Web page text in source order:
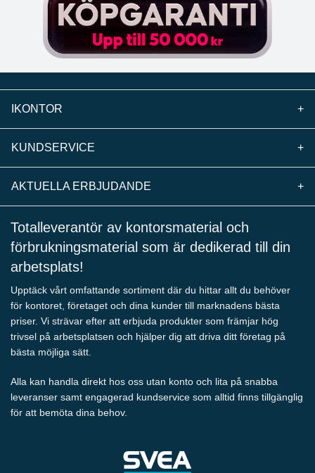
IKONTOR +
KUNDSERVICE +
AKTUELLA ERBJUDANDE +
Totalleverantör av kontorsmaterial och
förbrukningsmaterial som är dedikerad till din
arbetsplats!
Upptäck vårt omfattande sortiment där du hittar allt du behöver
för kontoret, företaget och dina kunder till marknadens bästa
priser. Vi strävar efter att erbjuda produkter som främjar hög
trivsel på arbetsplatsen och hjälper dig att driva ditt företag på
bästa möjliga sätt.
Alla kan handla direkt hos oss utan konto och lita på snabba
leveranser samt engagerad kundservice som alltid finns tillgänglig
för att bemöta dina behov.